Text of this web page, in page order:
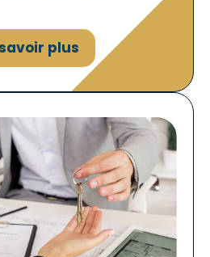
plus